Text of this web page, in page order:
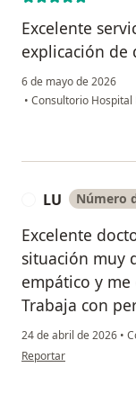
Excelente
explicación de
6 de mayo de 2026
• Consultorio Hospital
LU Número
Excelente
situación muy
empático y
Trabaja con
24 de abril de 2026 •
en opinión del usuario
Reportar